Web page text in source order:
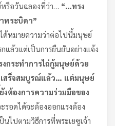
รือวันฉลองที่ว่า… “…ทรง
พระบิดา”
ด้หมายความว่าต่อไปนี้มนุษย์
ล้วแต่เป็นการยืนยันอย่างแจ้ง
งกระทำการไถ่กู้มนุษย์ด้วย
สร็จสมบูรณ์แล้ว… แต่มนุษย์
งต้องการความร่วมมือของ
รอดได้จะต้องออกแรงต้อง
นไปตามวิธีการที่พระเยซูเจ้า